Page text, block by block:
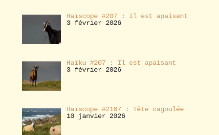
Haïscope #207 : Il est apaisant
3 février 2026
Haïku #207 : Il est apaisant
3 février 2026
Haïscope #2167 : Tête cagoulée
10 janvier 2026